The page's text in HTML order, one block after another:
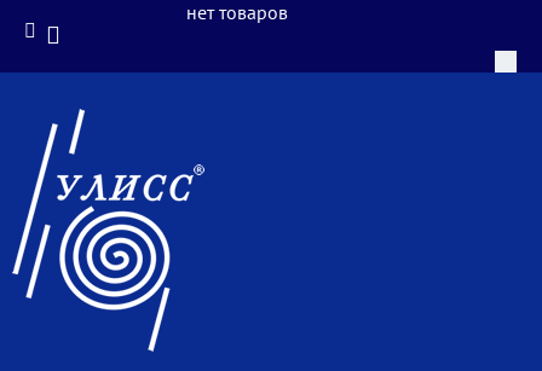
нет товаров